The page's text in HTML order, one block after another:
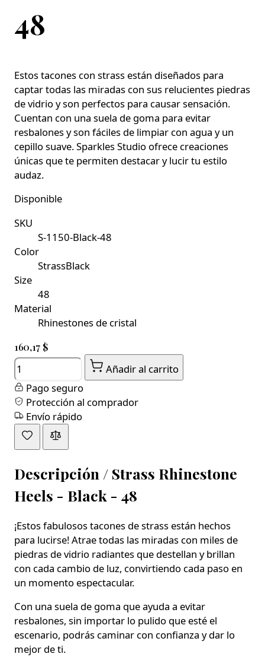
48
Estos tacones con strass están diseñados para
captar todas las miradas con sus relucientes piedras
de vidrio y son perfectos para causar sensación.
Cuentan con una suela de goma para evitar
resbalones y son fáciles de limpiar con agua y un
cepillo suave. Sparkles Studio ofrece creaciones
únicas que te permiten destacar y lucir tu estilo
audaz.
Disponible
SKU
S-1150-Black-48
Color
StrassBlack
Size
48
Material
Rhinestones de cristal
160,17 $
Cantidad
Añadir al carrito
Pago seguro
Protección al comprador
Envío rápido
Descripción / Strass Rhinestone
Heels - Black - 48
¡Estos fabulosos tacones de strass están hechos
para lucirse! Atrae todas las miradas con miles de
piedras de vidrio radiantes que destellan y brillan
con cada cambio de luz, convirtiendo cada paso en
un momento espectacular.
Con una suela de goma que ayuda a evitar
resbalones, sin importar lo pulido que esté el
escenario, podrás caminar con confianza y dar lo
mejor de ti.